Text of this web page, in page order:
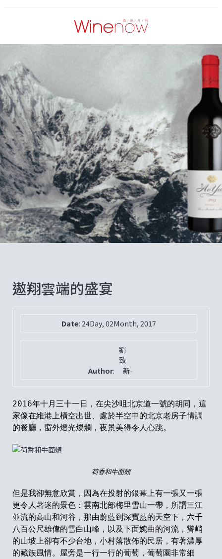
遨翔雲端的盛宴
Date:24Day, 02Month, 2017
Author:
劉
致
新
2016年十月三十一日，在尖沙咀北京道一號的胡同，這
家像在維港上橫空出世、處於半空中的北京老房子情調
的餐廳，窗外燈光燦爛，夜景美得令人心跳。
荷香和牛面頰
但是我卻無意欣賞，因為在投射的銀幕上有一張又一張
更令人著迷的景色：雲南北部梅里雪山一帶，所謂三江
並流的高山和河谷，那由蔚藍到深寶藍的天空下，六千
八百公尺雄偉的雪白山峰 ，以及下面婉曲的河流 ， 聳峭
的山坡上卻有不少台地 ， 小村落散佈的民居 ， 有著濃厚
的藏族風情。屋旁是一行一行的葡萄 ， 葡萄園非常細